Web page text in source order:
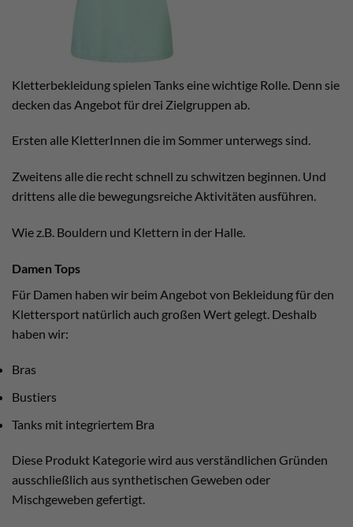
Kletterbekleidung spielen Tanks eine wichtige Rolle. Denn sie
decken das Angebot für drei Zielgruppen ab.
Ersten alle KletterInnen die im Sommer unterwegs sind.
Zweitens alle die recht schnell zu schwitzen beginnen. Und
drittens alle die bewegungsreiche Aktivitäten ausführen.
Wie z.B. Bouldern und Klettern in der Halle.
Damen Tops
Für Damen haben wir beim Angebot von Bekleidung für den
Klettersport natürlich auch großen Wert gelegt. Deshalb
haben wir:
Bras
Bustiers
Tanks mit integriertem Bra
Diese Produkt Kategorie wird aus verständlichen Gründen
ausschließlich aus synthetischen Geweben oder
Mischgeweben gefertigt.